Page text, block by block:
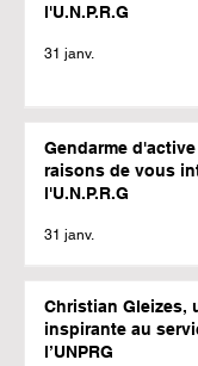
l'U.N.P.R.G
31 janv.
Gendarme
raisons de vous
l'U.N.P.R.G
31 janv.
Christian Gleizes,
inspirante au
l’UNPRG